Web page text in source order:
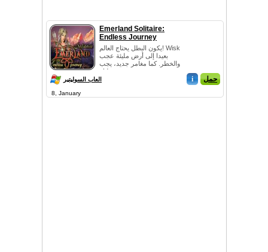
Emerland Solitaire:
Endless Journey
يكون البطل يحتاج العالم! Wisk
بعيدا إلى أرض مليئة عجب
والخطر. كما مغامر جديد، يجب
العاب السوليتير i حمل
8, January